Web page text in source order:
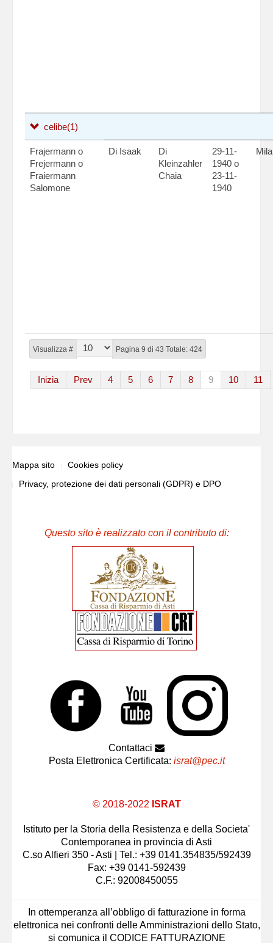
Visualizza # Pagina 9 di 43 Totale: 424
Inizia Prev 4 5 6 7 8 9 10 11
celibe(1)
Frajermann o
Frejermann o
Fraiermann
Salomone
Di Isaak
Di
Kleinzahler
Chaia
29-11-
1940 o
23-11-
1940
Mappa sito
Cookies policy
Privacy, protezione dei dati personali (GDPR) e DPO
Questo sito è realizzato con il contributo di:
Contattaci
Posta Elettronica Certificata: israt@pec.it
© 2018-2022 ISRAT
Istituto per la Storia della Resistenza e della Societa'
Contemporanea in provincia di Asti
C.so Alfieri 350 - Asti | Tel.: +39 0141.354835/592439
Fax: +39 0141-592439
C.F.: 92008450055
In ottemperanza all’obbligo di fatturazione in forma
elettronica nei confronti delle Amministrazioni dello Stato,
si comunica il CODICE FATTURAZIONE